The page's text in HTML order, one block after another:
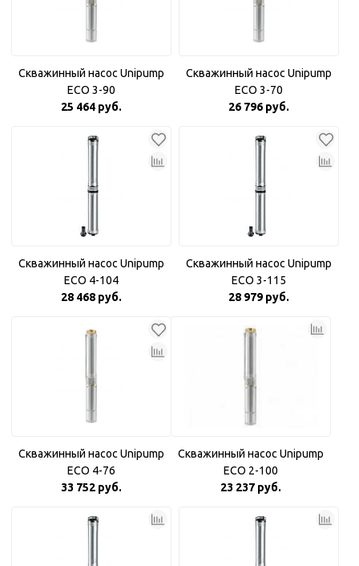
Скважинный насос Unipump
ECO 3-90
25 464 руб.
Скважинный насос Unipump
ECO 3-70
26 796 руб.
Скважинный насос Unipump
ECO 4-104
28 468 руб.
Скважинный насос Unipump
ECO 3-115
28 979 руб.
Скважинный насос Unipump
ECO 4-76
33 752 руб.
Скважинный насос Unipump
ECO 2-100
23 237 руб.